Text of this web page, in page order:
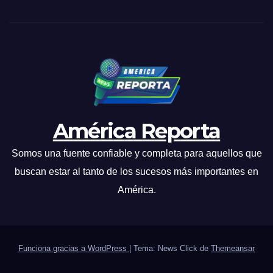
América Reporta
Somos una fuente confiable y completa para aquellos que
buscan estar al tanto de los sucesos más importantes en
América.
Funciona gracias a WordPress Tema: News Click de Themeansar